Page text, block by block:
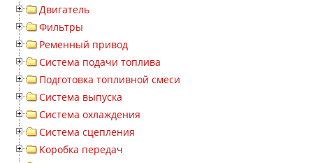
Двигатель
Фильтры
Ременный привод
Система подачи топлива
Подготовка топливной смеси
Система выпуска
Система охлаждения
Система сцепления
Коробка передач